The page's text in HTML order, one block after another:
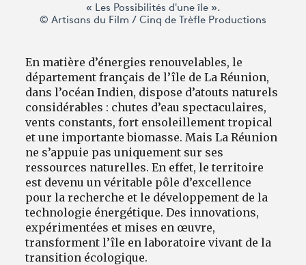
« Les Possibilités d'une île ».
© Artisans du Film / Cinq de Trèfle Productions
En matière d’énergies renouvelables, le
département français de l’île de La Réunion,
dans l’océan Indien, dispose d’atouts naturels
considérables : chutes d’eau spectaculaires,
vents constants, fort ensoleillement tropical
et une importante biomasse. Mais La Réunion
ne s’appuie pas uniquement sur ses
ressources naturelles. En effet, le territoire
est devenu un véritable pôle d’excellence
pour la recherche et le développement de la
technologie énergétique. Des innovations,
expérimentées et mises en œuvre,
transforment l’île en laboratoire vivant de la
transition écologique.